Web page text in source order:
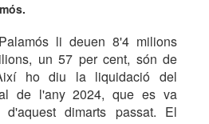
li deuen 8'4 milions
un 57 per cent, són de
ho diu la liquidació del
de l'any 2024, que es va
dimarts passat. El